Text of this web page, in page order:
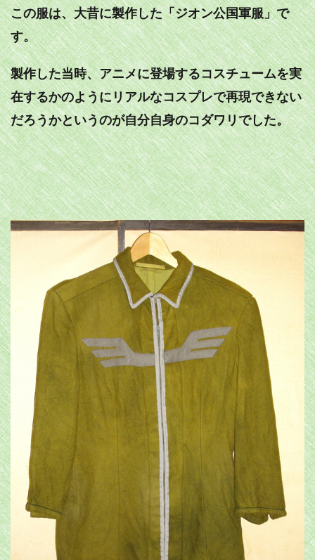
この服は、大昔に製作した「ジオン公国軍服」で
す。
製作した当時、アニメに登場するコスチュームを実
在するかのようにリアルなコスプレで再現できない
だろうかというのが自分自身のコダワリでした。